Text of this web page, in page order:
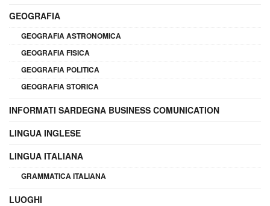
GEOGRAFIA
GEOGRAFIA ASTRONOMICA
GEOGRAFIA FISICA
GEOGRAFIA POLITICA
GEOGRAFIA STORICA
INFORMATI SARDEGNA BUSINESS COMUNICATION
LINGUA INGLESE
LINGUA ITALIANA
GRAMMATICA ITALIANA
LUOGHI